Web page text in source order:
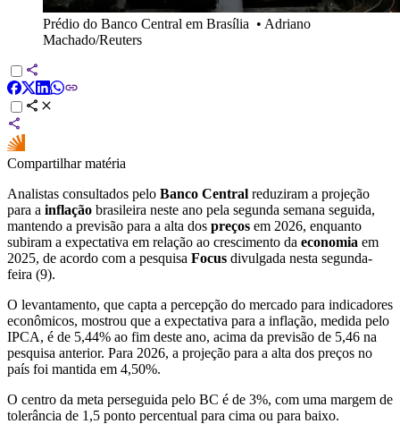
Prédio do Banco Central em Brasília • Adriano
Machado/Reuters
Compartilhar matéria
Analistas consultados pelo Banco Central reduziram a projeção
para a inflação brasileira neste ano pela segunda semana seguida,
mantendo a previsão para a alta dos preços em 2026, enquanto
subiram a expectativa em relação ao crescimento da economia em
2025, de acordo com a pesquisa Focus divulgada nesta segunda-
feira (9).
O levantamento, que capta a percepção do mercado para indicadores
econômicos, mostrou que a expectativa para a inflação, medida pelo
IPCA, é de 5,44% ao fim deste ano, acima da previsão de 5,46 na
pesquisa anterior. Para 2026, a projeção para a alta dos preços no
país foi mantida em 4,50%.
O centro da meta perseguida pelo BC é de 3%, com uma margem de
tolerância de 1,5 ponto percentual para cima ou para baixo.